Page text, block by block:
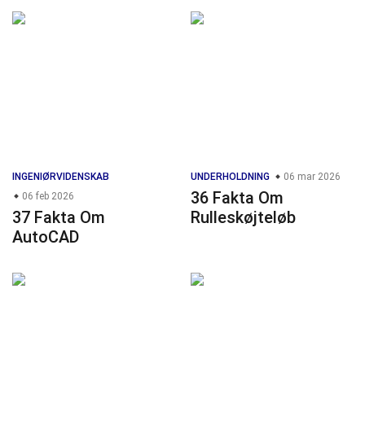
INGENIØRVIDENSKAB
06 feb 2026
37 Fakta Om
AutoCAD
UNDERHOLDNING 06 mar 2026
36 Fakta Om
Rulleskøjteløb